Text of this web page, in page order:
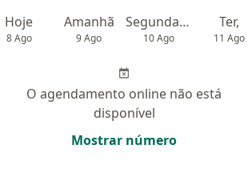
Hoje
8 Ago
Amanhã
9 Ago
Segunda-feira
10 Ago
Ter,
11 Ago
O agendamento online não está
disponível
Mostrar número